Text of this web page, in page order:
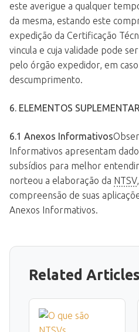
este averigue a qualquer
da mesma, estando este
expedição da Certificação
vincula e cuja validade pode
pelo órgão expedidor, em
descumprimento.
6. ELEMENTOS
6.1 Anexos Informativos
Informativos apresentam
subsídios para melhor
norteou a elaboração da NTSV
compreensão de suas
Anexos Informativos.
Related Articles